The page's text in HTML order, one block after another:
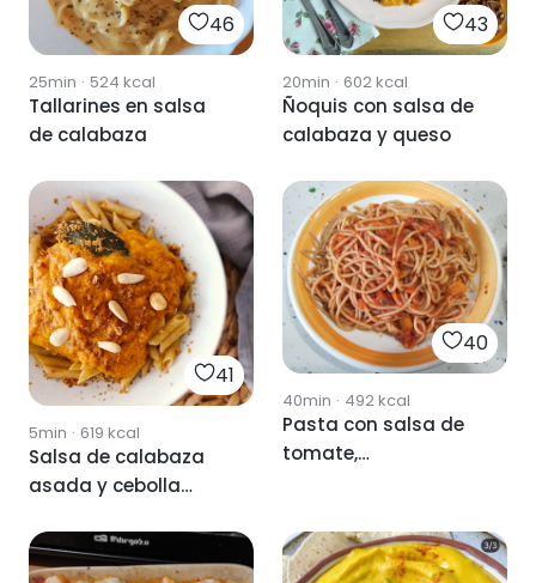
46
25min · 524 kcal
Tallarines en salsa
de calabaza
43
20min · 602kcal
Ñoquis con salsa de
calabaza y queso
41
5min · 619 kcal
Salsa de calabaza
asada y cebolla
40
40min · 492kcal
Pasta con salsa de
tomate,